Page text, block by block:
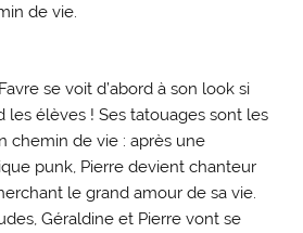
de vie.
se voit d’abord à son look si
les élèves ! Ses tatouages sont les
chemin de vie : après une
punk, Pierre devient chanteur
le grand amour de sa vie.
Géraldine et Pierre vont se